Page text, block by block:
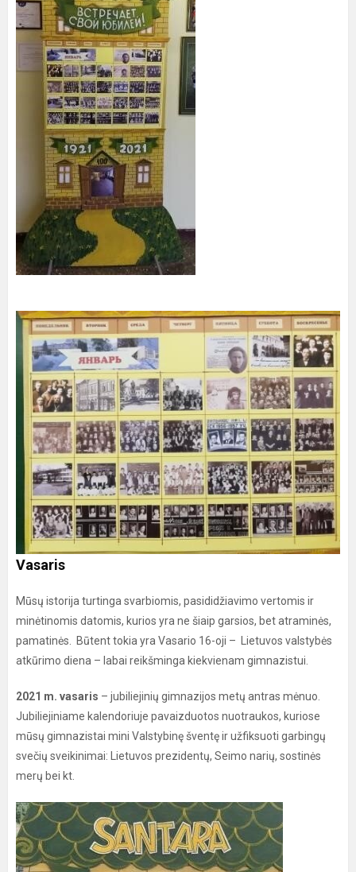
Vasaris
Mūsų istorija turtinga svarbiomis, pasididžiavimo vertomis ir
minėtinomis datomis, kurios yra ne šiaip garsios, bet atraminės,
pamatinės. Būtent tokia yra Vasario 16-oji – Lietuvos valstybės
atkūrimo diena – labai reikšminga kiekvienam gimnazistui.
2021 m. vasaris – jubiliejinių gimnazijos metų antras mėnuo.
Jubiliejiniame kalendoriuje pavaizduotos nuotraukos, kuriose
mūsų gimnazistai mini Valstybinę šventę ir užfiksuoti garbingų
svečių sveikinimai: Lietuvos prezidentų, Seimo narių, sostinės
merų bei kt.